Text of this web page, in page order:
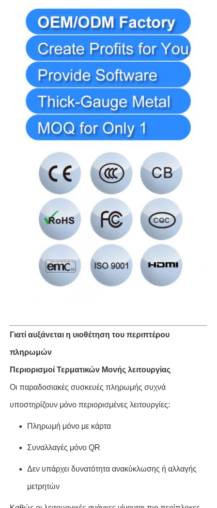
Γιατί αυξάνεται η υιοθέτηση του περιπτέρου
πληρωμών
Περιορισμοί Τερματικών Μονής λειτουργίας
Οι παραδοσιακές συσκευές πληρωμής συχνά
υποστηρίζουν μόνο περιορισμένες λειτουργίες:
Πληρωμή μόνο με κάρτα
Συναλλαγές μόνο QR
Δεν υπάρχει δυνατότητα ανακύκλωσης ή αλλαγής
μετρητών